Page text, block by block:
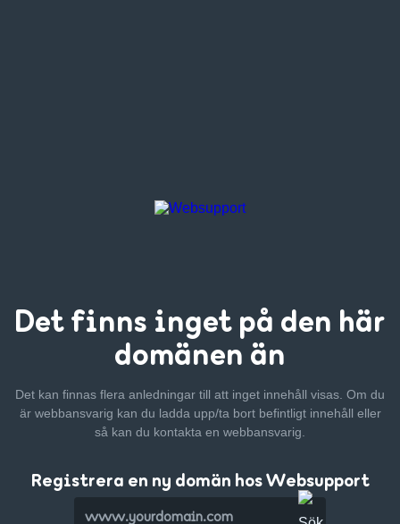
Det finns inget på den här
domänen än
Det kan finnas flera anledningar till att inget innehåll visas. Om du
är webbansvarig kan du ladda upp/ta bort befintligt innehåll eller
så kan du kontakta en webbansvarig.
Registrera en ny domän hos Websupport